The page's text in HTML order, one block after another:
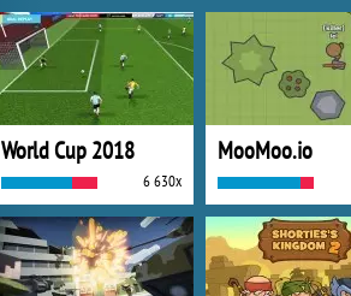
World Cup 2018
6 630x
MooMoo.io